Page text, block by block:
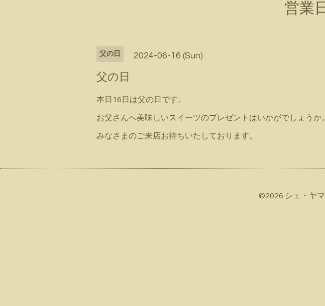
営業
父の日 2024-06-16 (Sun)
父の日
本日16日は父の日です。
お父さんへ美味しいスイーツのプレゼントはいかがでしょうか。
みなさまのご来店お待ちいたしております。
©2026 シェ・ヤ